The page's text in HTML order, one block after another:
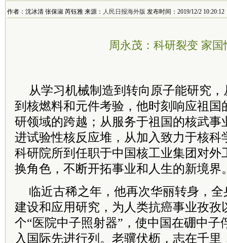
作者：沈冰清 张保淑 芮钰雅 来源： 人民日报海外版 发布时间：2019/12/2 10:20:12
周永茂：科研裂变 家国
从学习机械制造到转向原子能研究
到核燃料和元件考验，他时刻响应祖国
研领域的跨越；从服务于祖国的核武事
进试验性核反应堆，从加入致力于核科
科研院所到任职于中国核工业集团对外
换角色，不断开拓事业和人生的新境界
临近古稀之年，他再次华丽转身，
建设和应用研究，为人类抗癌事业孜孜
个“医院中子照射器”，使中国在硼中子
入国际先进行列。老骥伏枥，志在千里